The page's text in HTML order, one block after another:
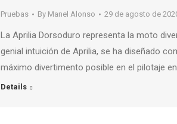
Pruebas By Manel Alonso 29 de agosto de
La Aprilia Dorsoduro representa la moto
genial intuición de Aprilia, se ha diseñado
máximo divertimento posible en el pilotaje
Details